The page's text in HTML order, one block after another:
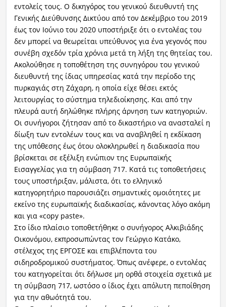
εντολείς τους. Ο δικηγόρος του γενικού διευθυντή της
Γενικής Διεύθυνσης Δικτύου από τον Δεκέμβριο του 2019
έως τον Ιούνιο του 2020 υποστήριξε ότι ο εντολέας του
δεν μπορεί να θεωρείται υπεύθυνος για ένα γεγονός που
συνέβη σχεδόν τρία χρόνια μετά τη λήξη της θητείας του.
Ακολούθησε η τοποθέτηση της συνηγόρου του γενικού
διευθυντή της ίδιας υπηρεσίας κατά την περίοδο της
πυρκαγιάς στη Ζάχαρη, η οποία είχε θέσει εκτός
λειτουργίας το σύστημα τηλεδιοίκησης. Και από την
πλευρά αυτή δηλώθηκε πλήρης άρνηση των κατηγοριών.
Οι συνήγοροι ζήτησαν από το δικαστήριο να ανασταλεί η
δίωξη των εντολέων τους και να αναβληθεί η εκδίκαση
της υπόθεσης έως ότου ολοκληρωθεί η διαδικασία που
βρίσκεται σε εξέλιξη ενώπιον της Ευρωπαϊκής
Εισαγγελίας για τη σύμβαση 717. Κατά τις τοποθετήσεις
τους υποστήριξαν, μάλιστα, ότι το ελληνικό
κατηγορητήριο παρουσιάζει σημαντικές ομοιότητες με
εκείνο της ευρωπαϊκής διαδικασίας, κάνοντας λόγο ακόμη
και για «copy paste».
Στο ίδιο πλαίσιο τοποθετήθηκε ο συνήγορος Αλκιβιάδης
Οικονόμου, εκπροσωπώντας τον Γεώργιο Κατάκο,
στέλεχος της ΕΡΓΟΣΕ και επιβλέποντα του
σιδηροδρομικού συστήματος. Όπως ανέφερε, ο εντολέας
του κατηγορείται ότι δήλωσε μη ορθά στοιχεία σχετικά με
τη σύμβαση 717, ωστόσο ο ίδιος έχει απόλυτη πεποίθηση
για την αθωότητά του.